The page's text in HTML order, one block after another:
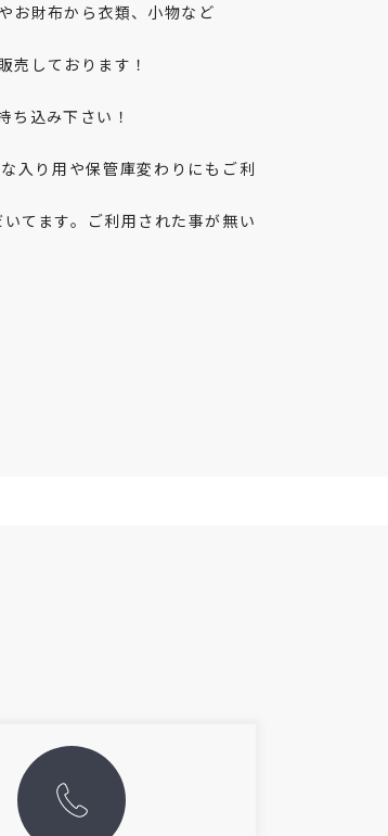
お財布から衣類、小物など
売しております！
ち込み下さい！
入り用や保管庫変わりにもご利
てます。ご利用された事が無い